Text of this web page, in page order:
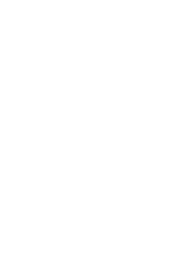
KAUFEN